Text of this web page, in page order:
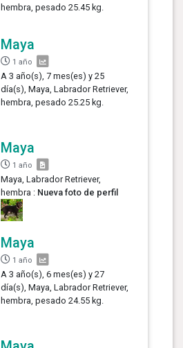
hembra, pesado 25.45 kg.
Maya
1 año
A 3 año(s), 7 mes(es) y 25
día(s), Maya, Labrador Retriever,
hembra, pesado 25.25 kg.
Maya
1 año
Maya, Labrador Retriever,
hembra : Nueva foto de perfil
Maya
1 año
A 3 año(s), 6 mes(es) y 27
día(s), Maya, Labrador Retriever,
hembra, pesado 24.55 kg.